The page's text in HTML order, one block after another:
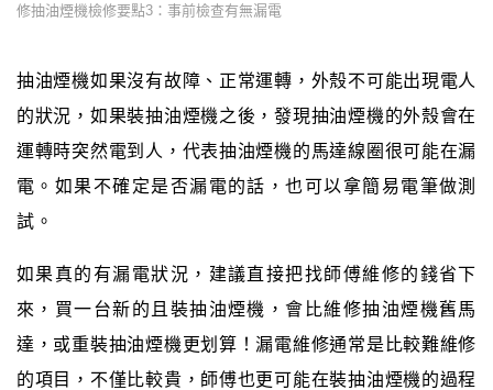
修抽油煙機檢修要點3：事前檢查有無漏電
抽油煙機如果沒有故障、正常運轉，外殼不可能出現電人
的狀況，如果裝抽油煙機之後，發現抽油煙機的外殼會在
運轉時突然電到人，代表抽油煙機的馬達線圈很可能在漏
電。如果不確定是否漏電的話，也可以拿簡易電筆做測
試。
如果真的有漏電狀況，建議直接把找師傅維修的錢省下
來，買一台新的且裝抽油煙機，會比維修抽油煙機舊馬
達，或重裝抽油煙機更划算！漏電維修通常是比較難維修
的項目，不僅比較貴，師傅也更可能在裝抽油煙機的過程